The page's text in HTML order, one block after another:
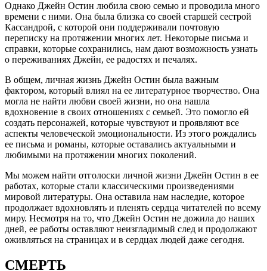
Однако Джейн Остин любила свою семью и проводила много
времени с ними. Она была близка со своей старшей сестрой
Кассандрой, с которой они поддерживали почтовую
переписку на протяжении многих лет. Некоторые письма и
справки, которые сохранились, нам дают возможность узнать
о переживаниях Джейн, ее радостях и печалях.
В общем, личная жизнь Джейн Остин была важным
фактором, который влиял на ее литературное творчество. Она
могла не найти любви своей жизни, но она нашла
вдохновение в своих отношениях с семьей. Это помогло ей
создать персонажей, которые чувствуют и проявляют все
аспекты человеческой эмоциональности. Из этого рождались
ее письма и романы, которые оставались актуальными и
любимыми на протяжении многих поколений.
Мы можем найти отголоски личной жизни Джейн Остин в ее
работах, которые стали классическими произведениями
мировой литературы. Она оставила нам наследие, которое
продолжает вдохновлять и пленять сердца читателей по всему
миру. Несмотря на то, что Джейн Остин не дожила до наших
дней, ее работы оставляют неизгладимый след и продолжают
оживляться на страницах и в сердцах людей даже сегодня.
СМЕРТЬ